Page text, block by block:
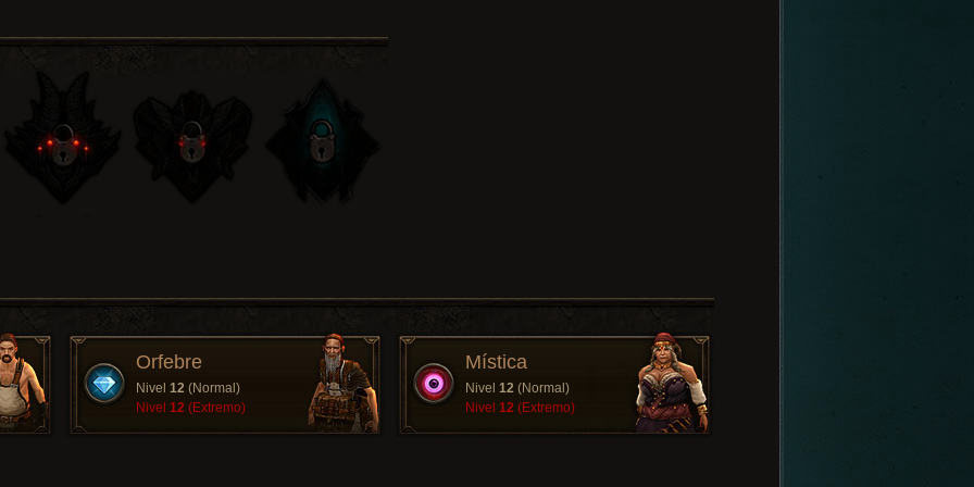
Orfebre
Nivel 12 (Normal)
Nivel 12 (Extremo)
Mística
Nivel 12 (Normal)
Nivel 12 (Extremo)